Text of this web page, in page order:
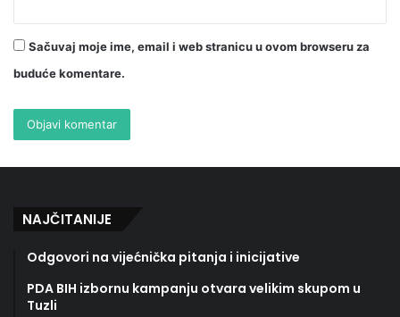
Sačuvaj moje ime, email i web stranicu u ovom browseru za
buduće komentare.
NAJČITANIJE
Odgovori na vijećnička pitanja i inicijative
PDA BIH izbornu kampanju otvara velikim skupom u
Tuzli